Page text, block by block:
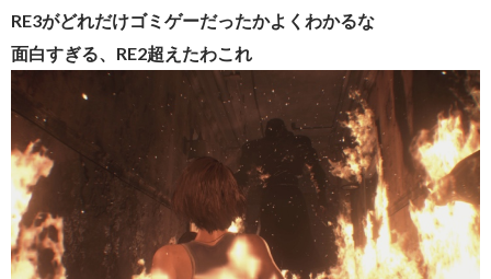
RE3がどれだけゴミゲーだったかよくわかるな
面白すぎる、RE2超えたわこれ